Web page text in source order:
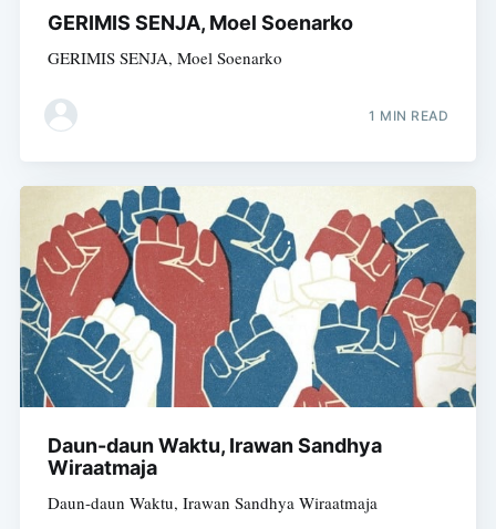
GERIMIS SENJA, Moel Soenarko
GERIMIS SENJA, Moel Soenarko
1 MIN READ
Daun-daun Waktu, Irawan Sandhya
Wiraatmaja
Daun-daun Waktu, Irawan Sandhya Wiraatmaja